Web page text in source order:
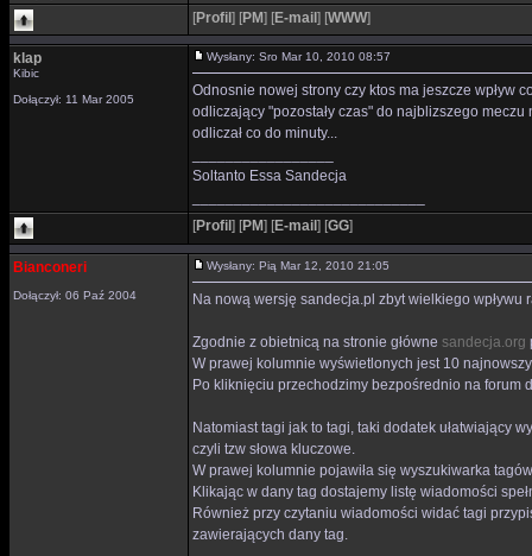
[Profil ] [PM] [E-mail ] [WWW]
klap
Kibic
Dołączył: 11 Mar 2005
Wysłany: Sro Mar 10, 2010 08:57
Odnosnie nowej strony czy ktos ma jeszcze wpływ
odliczający "pozostały czas" do najblizszego
odliczał co do minuty...
Soltanto Essa Sandecja
[Profil ] [PM] [E-mail ] [GG]
Bianconeri
Dołączył: 06 Paź 2004
Wysłany: Pią Mar 12, 2010 21:05
Na nową wersję sandecja.pl zbyt wielkiego
Zgodnie z obietnicą na stronie główne sandecja.org
W prawej kolumnie wyświetlonych jest 10
Po kliknięciu przechodzimy bezpośrednio na forum
Natomiast tagi jak to tagi, taki dodatek ułatwiający
czyli tzw słowa kluczowe.
W prawej kolumnie pojawiła się wyszukiwarka
Klikając w dany tag dostajemy listę wiadomości
Również przy czytaniu wiadomości widać tagi
zawierających dany tag.